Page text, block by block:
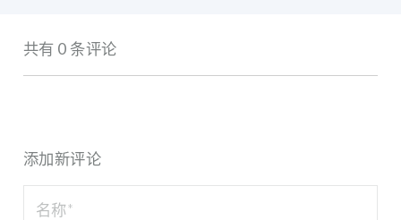
共有 0 条评论
添加新评论